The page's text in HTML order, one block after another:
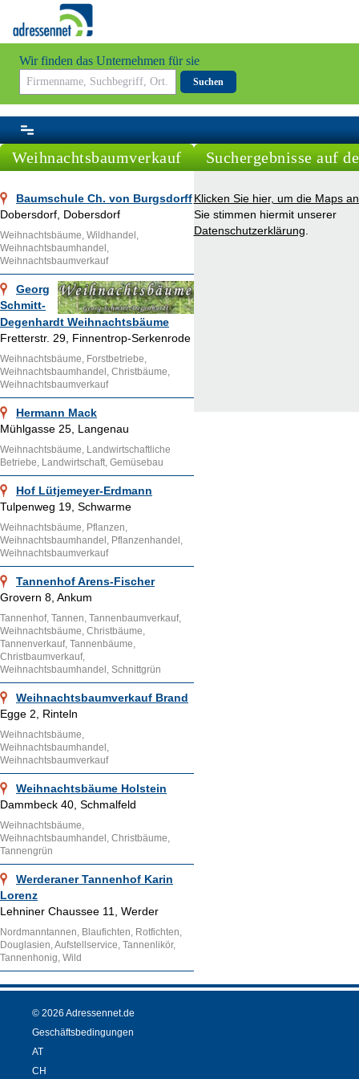
Wir finden das Unternehmen für sie
Suchen
Weihnachtsbaumverkauf
Baumschule Ch. von Burgsdorff
Dobersdorf, Dobersdorf
Weihnachtsbäume, Wildhandel,
Weihnachtsbaumhandel,
Weihnachtsbaumverkauf
Georg
Schmitt-
Degenhardt Weihnachtsbäume
Fretterstr. 29, Finnentrop-Serkenrode
Weihnachtsbäume, Forstbetriebe,
Weihnachtsbaumhandel, Christbäume,
Weihnachtsbaumverkauf
Hermann Mack
Mühlgasse 25, Langenau
Weihnachtsbäume, Landwirtschaftliche
Betriebe, Landwirtschaft, Gemüsebau
Hof Lütjemeyer-Erdmann
Tulpenweg 19, Schwarme
Weihnachtsbäume, Pflanzen,
Weihnachtsbaumhandel, Pflanzenhandel,
Weihnachtsbaumverkauf
Tannenhof Arens-Fischer
Grovern 8, Ankum
Tannenhof, Tannen, Tannenbaumverkauf,
Weihnachtsbäume, Christbäume,
Tannenverkauf, Tannenbäume,
Christbaumverkauf,
Weihnachtsbaumhandel, Schnittgrün
Weihnachtsbaumverkauf Brand
Egge 2, Rinteln
Weihnachtsbäume,
Weihnachtsbaumhandel,
Weihnachtsbaumverkauf
Weihnachtsbäume Holstein
Dammbeck 40, Schmalfeld
Weihnachtsbäume,
Weihnachtsbaumhandel, Christbäume,
Tannengrün
Werderaner Tannenhof Karin
Lorenz
Lehniner Chaussee 11, Werder
Nordmanntannen, Blaufichten, Rotfichten,
Douglasien, Aufstellservice, Tannenlikör,
Tannenhonig, Wild
Suchergebnisse auf
Klicken Sie hier, um die Maps
Sie stimmen hiermit unserer
Datenschutzerklärung
© 2026 Adressennet.de
Geschäftsbedingungen
AT
CH